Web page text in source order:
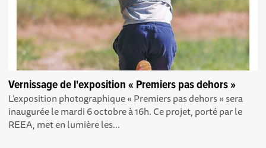
Vernissage de l'exposition « Premiers pas dehors »
L’exposition photographique « Premiers pas dehors » sera
inaugurée le mardi 6 octobre à 16h. Ce projet, porté par le
REEA, met en lumière les...